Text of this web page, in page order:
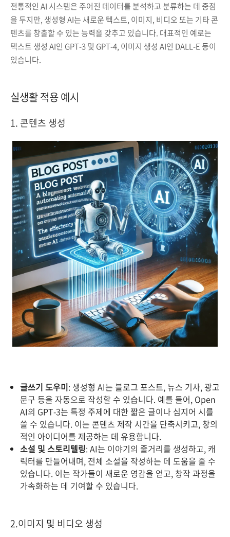
전통적인 AI 시스템은 주어진 데이터를 분석하고 분류하는 데 중점
을 두지만, 생성형 AI는 새로운 텍스트, 이미지, 비디오 또는 기타 콘
텐츠를 창출할 수 있는 능력을 갖추고 있습니다. 대표적인 예로는
텍스트 생성 AI인 GPT-3 및 GPT-4, 이미지 생성 AI인 DALL-E 등이
있습니다.
실생활 적용 예시
1. 콘텐츠 생성
글쓰기 도우미: 생성형 AI는 블로그 포스트, 뉴스 기사, 광고
문구 등을 자동으로 작성할 수 있습니다. 예를 들어, Open
AI의 GPT-3는 특정 주제에 대한 짧은 글이나 심지어 시를
쓸 수 있습니다. 이는 콘텐츠 제작 시간을 단축시키고, 창의
적인 아이디어를 제공하는 데 유용합니다.
소설 및 스토리텔링: AI는 이야기의 줄거리를 생성하고, 캐
릭터를 만들어내며, 전체 소설을 작성하는 데 도움을 줄 수
있습니다. 이는 작가들이 새로운 영감을 얻고, 창작 과정을
가속화하는 데 기여할 수 있습니다.
2.이미지 및 비디오 생성